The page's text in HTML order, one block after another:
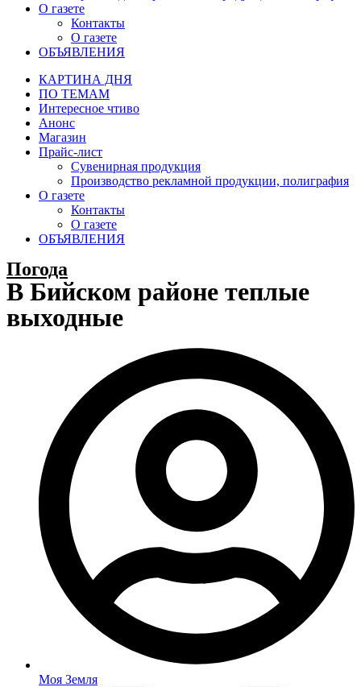
О газете
Контакты
О газете
ОБЪЯВЛЕНИЯ
КАРТИНА ДНЯ
ПО ТЕМАМ
Интересное чтиво
Анонс
Магазин
Прайс-лист
Сувенирная продукция
Производство рекламной продукции, полиграфия
О газете
Контакты
О газете
ОБЪЯВЛЕНИЯ
Погода
В Бийском районе теплые
выходные
Моя Земля